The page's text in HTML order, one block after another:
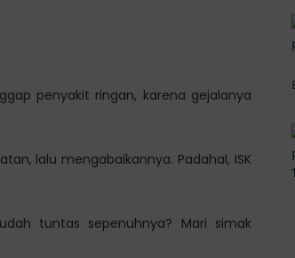
penyakit ringan, karena gejalanya
lalu mengabaikannya. Padahal, ISK
tuntas sepenuhnya? Mari simak